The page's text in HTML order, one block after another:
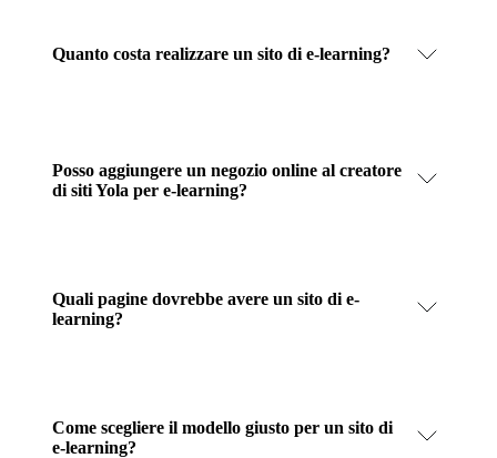
Quanto costa realizzare un sito di e-learning?
Posso aggiungere un negozio online al creatore
di siti Yola per e-learning?
Quali pagine dovrebbe avere un sito di e-
learning?
Come scegliere il modello giusto per un sito di
e-learning?